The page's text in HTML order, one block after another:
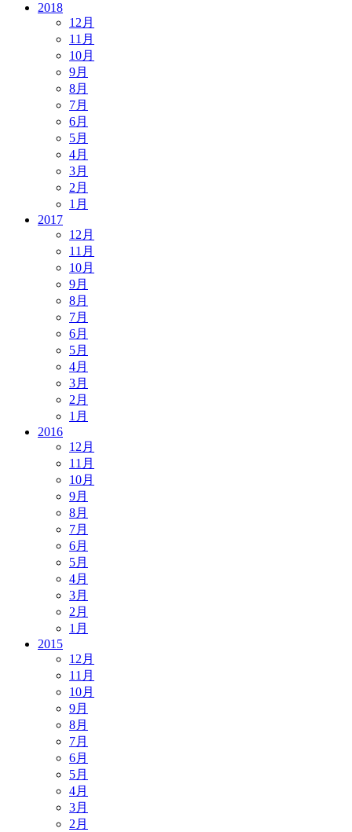
2018
12月
11月
10月
9月
8月
7月
6月
5月
4月
3月
2月
1月
2017
12月
11月
10月
9月
8月
7月
6月
5月
4月
3月
2月
1月
2016
12月
11月
10月
9月
8月
7月
6月
5月
4月
3月
2月
1月
2015
12月
11月
10月
9月
8月
7月
6月
5月
4月
3月
2月